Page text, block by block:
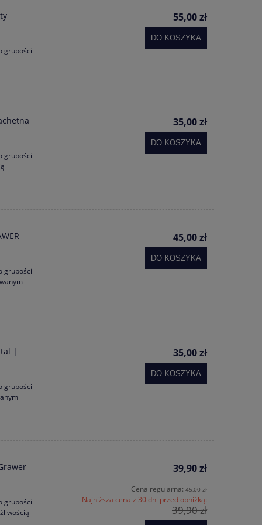
grubości
55,00 zł
DO KOSZYKA
grubości
35,00 zł
DO KOSZYKA
grubości
45,00 zł
DO KOSZYKA
|
grubości
35,00 zł
DO KOSZYKA
grubości
39,90 zł
Cena regularna: 45,00 zł
Najniższa cena z 30 dni przed obniżką:
39,90 zł